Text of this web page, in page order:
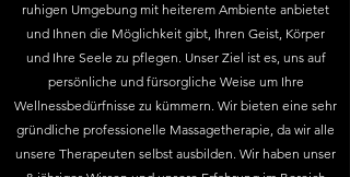
ruhigen Umgebung mit heiterem Ambiente anbietet
und Ihnen die Möglichkeit gibt, Ihren Geist, Körper
und Ihre Seele zu pflegen. Unser Ziel ist es, uns auf
persönliche und fürsorgliche Weise um Ihre
Wellnessbedürfnisse zu kümmern. Wir bieten eine sehr
gründliche professionelle Massagetherapie, da wir alle
unsere Therapeuten selbst ausbilden. Wir haben unser